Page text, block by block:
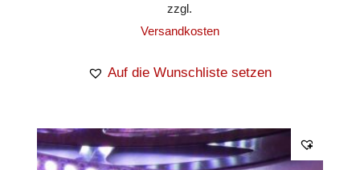
zzgl.
Versandkosten
Auf die Wunschliste setzen